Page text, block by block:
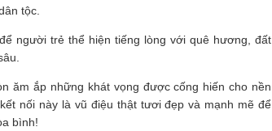
tộc.
người trẻ thể hiện tiếng lòng với quê hương, đất
ăm ắp những khát vọng được cống hiến cho nền
nối này là vũ điệu thật tươi đẹp và mạnh mẽ để
bình!